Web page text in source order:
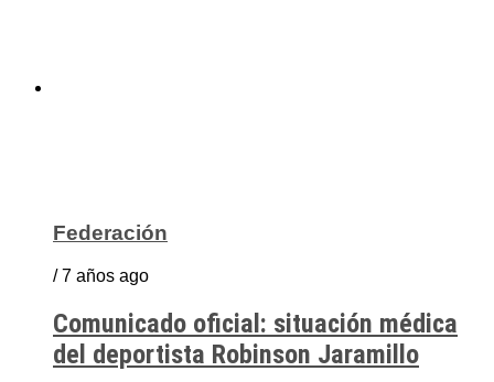
Federación
/ 7 años ago
Comunicado oficial: situación médica
del deportista Robinson Jaramillo